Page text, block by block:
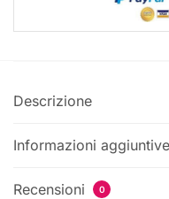
Descrizione
Informazioni aggiuntive
Recensioni 0